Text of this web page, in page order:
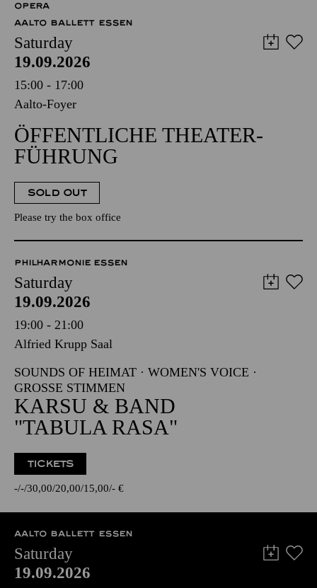
OPERA
AALTO BALLETT ESSEN
Saturday
19.09.2026
15:00 - 17:00
Aalto-Foyer
ÖFFENTLICHE THEATER­
FÜHRUNG
SOLD OUT
Please try the box office
PHILHARMONIE ESSEN
Saturday
19.09.2026
19:00 - 21:00
Alfried Krupp Saal
SOUNDS OF HEIMAT · WOMEN'S VOICE ·
GROSSE STIMMEN
KARSU & BAND
"TABULA RASA"
TICKETS
- - 30,00 20,00 15,00 - €
AALTO BALLETT ESSEN
Saturday
19.09.2026